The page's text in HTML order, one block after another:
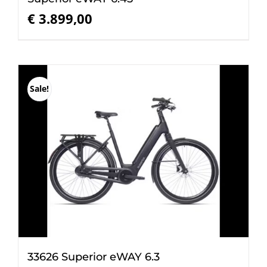
€ 3.899,00
Sale!
33626 Superior eWAY 6.3